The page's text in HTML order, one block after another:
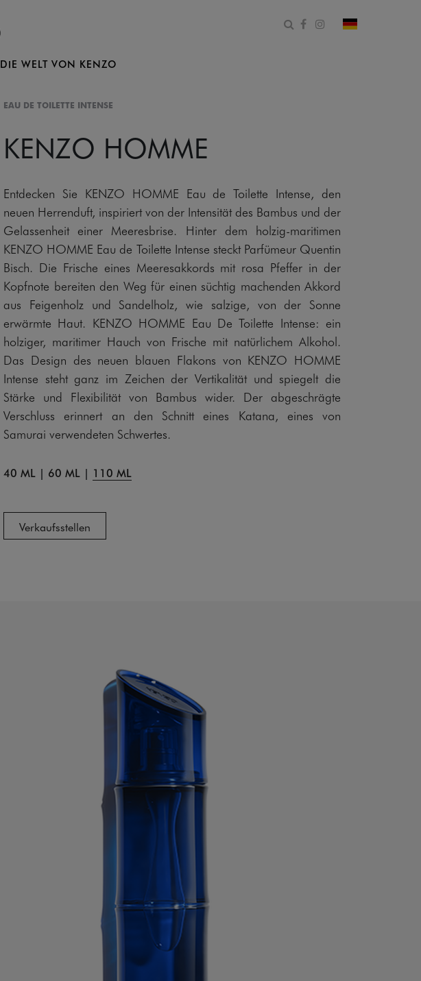
Suchformular öffnen
Facebook
Instagram
Land und
DIE WELT VON KENZO
EAU DE TOILETTE INTENSE
KENZO HOMME
Entdecken Sie KENZO HOMME Eau de Toilette Intense, den
neuen Herrenduft, inspiriert von der Intensität des Bambus und der
Gelassenheit einer Meeresbrise. Hinter dem holzig-maritimen
KENZO HOMME Eau de Toilette Intense steckt Parfümeur Quentin
Bisch. Die Frische eines Meeresakkords mit rosa Pfeffer in der
Kopfnote bereiten den Weg für einen süchtig machenden Akkord
aus Feigenholz und Sandelholz, wie salzige, von der Sonne
erwärmte Haut. KENZO HOMME Eau De Toilette Intense: ein
holziger, maritimer Hauch von Frische mit natürlichem Alkohol.
Das Design des neuen blauen Flakons von KENZO HOMME
Intense steht ganz im Zeichen der Vertikalität und spiegelt die
Stärke und Flexibilität von Bambus wider. Der abgeschrägte
Verschluss erinnert an den Schnitt eines Katana, eines von
Samurai verwendeten Schwertes.
40 ML | 60 ML | 110 ML
Verkaufsstellen